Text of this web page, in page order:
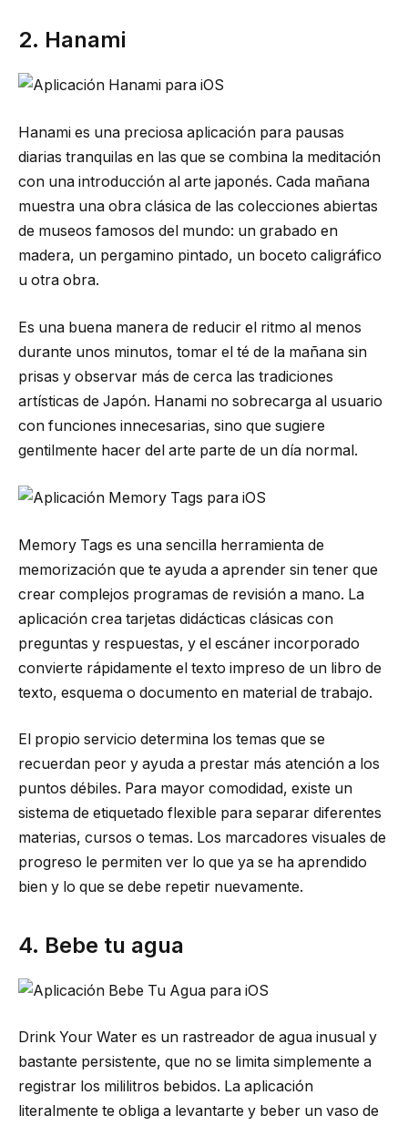
2. Hanami
Hanami es una preciosa aplicación para pausas
diarias tranquilas en las que se combina la meditación
con una introducción al arte japonés. Cada mañana
muestra una obra clásica de las colecciones abiertas
de museos famosos del mundo: un grabado en
madera, un pergamino pintado, un boceto caligráfico
u otra obra.
Es una buena manera de reducir el ritmo al menos
durante unos minutos, tomar el té de la mañana sin
prisas y observar más de cerca las tradiciones
artísticas de Japón. Hanami no sobrecarga al usuario
con funciones innecesarias, sino que sugiere
gentilmente hacer del arte parte de un día normal.
Memory Tags es una sencilla herramienta de
memorización que te ayuda a aprender sin tener que
crear complejos programas de revisión a mano. La
aplicación crea tarjetas didácticas clásicas con
preguntas y respuestas, y el escáner incorporado
convierte rápidamente el texto impreso de un libro de
texto, esquema o documento en material de trabajo.
El propio servicio determina los temas que se
recuerdan peor y ayuda a prestar más atención a los
puntos débiles. Para mayor comodidad, existe un
sistema de etiquetado flexible para separar diferentes
materias, cursos o temas. Los marcadores visuales de
progreso le permiten ver lo que ya se ha aprendido
bien y lo que se debe repetir nuevamente.
4. Bebe tu agua
Drink Your Water es un rastreador de agua inusual y
bastante persistente, que no se limita simplemente a
registrar los mililitros bebidos. La aplicación
literalmente te obliga a levantarte y beber un vaso de